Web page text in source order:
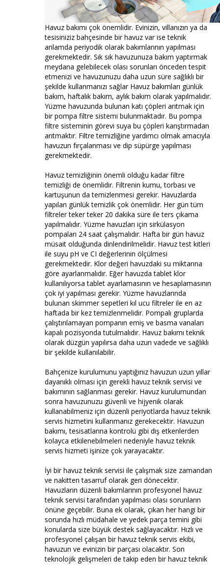
Havuz bakımı çok önemlidir. Evinizin, villanızın ya da
tesisiniziz bahçesinde bir havuz var ise teknik
anlamda periyodik olarak bakımlarının yapılması
gerekmektedir. Sık sık havuzunuza bakım yaptırmak
meydana gelebilecek olası sorunları önceden tespit
etmenizi ve havuzunuzu daha uzun süre sağlıklı bir
şekilde kullanmanızı sağlar Havuz bakımları günlük
bakım, haftalık bakım, aylık bakım olarak yapılmalıdır.
Yüzme havuzunda bulunan katı çöpleri arıtmak için
bir pompa filtre sistemi bulunmaktadır. Bu pompa
filtre sisteminin görevi suya bu çöpleri karıştırmadan
arıtmaktır. Filtre temizliğine yardımcı olmak amacıyla
havuzun fırçalanması ve dip süpürge yapılması
gerekmektedir.
Havuz temizliğinin önemli olduğu kadar filtre
temizliği de önemlidir. Filtrenin kumu, torbası ve
kartuşunun da temizlenmesi gerekir. Havuzlarda
yapılan günlük temizlik çok önemlidir. Her gün tüm
filtreler teker teker 20 dakika süre ile ters çıkama
yapılmalıdır. Yüzme havuzları için sirkülasyon
pompaları 24 saat çalışmalıdır. Hafta bir gün havuz
müsait olduğunda dinlendirilmelidir. Havuz test kitleri
ile suyu pH ve CI değerlerinin ölçülmesi
gerekmektedir. Klor değeri havuzdaki su miktarına
göre ayarlanmalıdır. Eğer havuzda tablet klor
kullanılıyorsa tablet ayarlamasının ve hesaplamasının
çok iyi yapılması gerekir. Yüzme havuzlarında
bulunan skimmer sepetleri kıl ucu filtreler ile en az
haftada bir kez temizlenmelidir. Pompalı gruplarda
çalıştırılamayan pompanın emiş ve basma vanaları
kapalı pozisyonda tutulmalıdır. Havuz bakımı teknik
olarak düzgün yapılırsa daha uzun vadede ve sağlıklı
bir şekilde kullanılabilir.
Bahçenize kurulumunu yaptığınız havuzun uzun yıllar
dayanıklı olması için gerekli havuz teknik servisi ve
bakımının sağlanması gerekir. Havuz kurulumundan
sonra havuzunuzu güvenli ve hijyenik olarak
kullanabilmeniz için düzenli periyotlarda havuz teknik
servis hizmetini kullanmanız gerekecektir. Havuzun
bakımı, tesisatlarına kontrolü gibi dış etkenlerden
kolayca etkilenebilmeleri nedeniyle havuz teknik
servis hizmeti işinize çok yarayacaktır.
İyi bir havuz teknik servisi ile çalışmak size zamandan
ve nakitten tasarruf olarak geri dönecektir.
Havuzların düzenli bakımlarının profesyonel havuz
teknik servisi tarafından yapılması olası sorunların
önüne geçebilir. Buna ek olarak, çıkan her hangi bir
sorunda hızlı müdahale ve yedek parça temini gibi
konularda size büyük destek sağlayacaktır. Hızlı ve
profesyonel çalışan bir havuz teknik servis ekibi,
havuzun ve evinizin bir parçası olacaktır. Son
teknolojik gelişmeleri de takip eden bir havuz teknik